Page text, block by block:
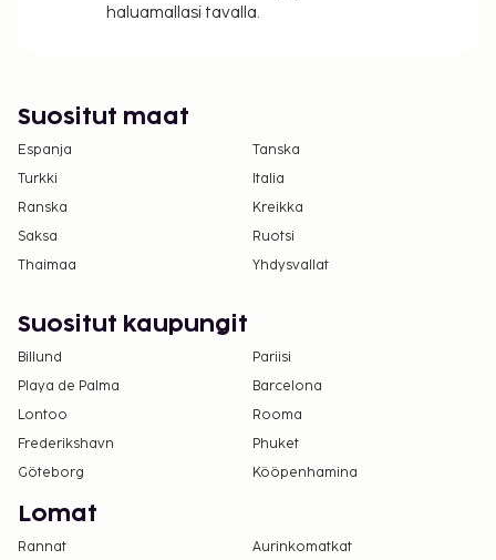
haluamallasi tavalla.
Suositut maat
Espanja
Tanska
Turkki
Italia
Ranska
Kreikka
Saksa
Ruotsi
Thaimaa
Yhdysvallat
Suositut kaupungit
Billund
Pariisi
Playa de Palma
Barcelona
Lontoo
Rooma
Frederikshavn
Phuket
Göteborg
Kööpenhamina
Lomat
Rannat
Aurinkomatkat